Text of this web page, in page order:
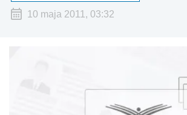
10 maja 2011, 03:32